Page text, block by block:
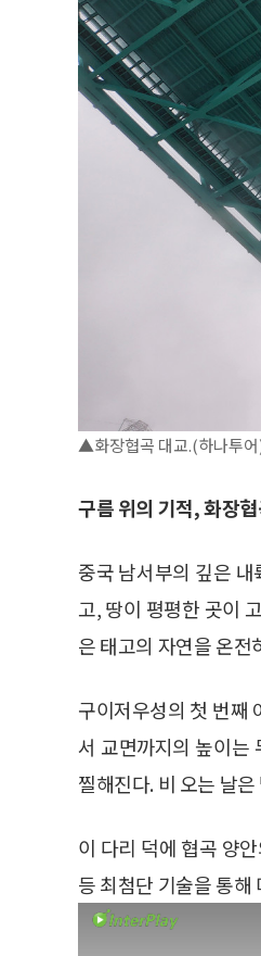
▲화장협곡 대교.(하나투
구름 위의 기적, 화장
중국 남서부의 깊은 내
고, 땅이 평평한 곳이
은 태고의 자연을 온전
구이저우성의 첫 번째
서 교면까지의 높이는
찔해진다. 비 오는 날
이 다리 덕에 협곡 양
등 최첨단 기술을 통해